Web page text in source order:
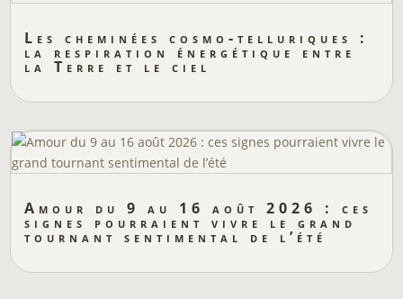
Les cheminées cosmo-telluriques :
la respiration énergétique entre
la Terre et le ciel
Amour du 9 au 16 août 2026 : ces
signes pourraient vivre le grand
tournant sentimental de l’été